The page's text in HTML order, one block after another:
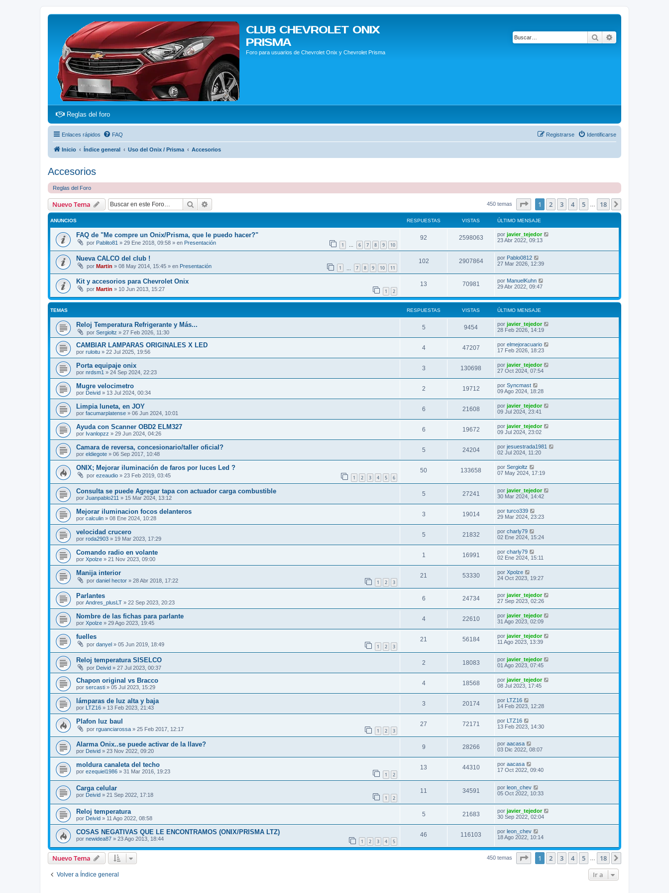
CLUB CHEVROLET ONIX
PRISMA
Foro para usuarios de Chevrolet Onix y Chevrolet Prisma
Buscar
Reglas del foro(Opens a new tab)
Enlaces rápidos FAQ Identificarse
Registrarse
Inicio Índice general Uso del Onix / Prisma Accesorios
Accesorios
Reglas del Foro
Nuevo Tema Buscar 450 temas Página1 de 18
1 2 3 4 5 18
ANUNCIOS RESPUESTAS VISTAS ÚLTIMO MENSAJE
FAQ de "Me compre un Onix/Prisma, que le puedo hacer?"
por Pablito81 » 29 Ene 2018, 09:58 » en Presentación 1 … 6 7 8 9 10
92 2598063 por javier_tejedor
23 Abr 2022, 09:13
Nueva CALCO del club !
por Martin » 08 May 2014, 15:45 » en Presentación 1 7 8 9 10 11
102 2907864 por Pablo0812
27 Mar 2026, 12:39
Kit y accesorios para Chevrolet Onix
por Martin » 10 Jun 2013, 15:27 1 2
13 70981 por ManuelKuhn
29 Abr 2022, 09:47
TEMAS RESPUESTAS VISTAS ÚLTIMO MENSAJE
Reloj Temperatura Refrigerante y Más...
por Sergioltz » 27 Feb 2026, 11:30
5 9454 por javier_tejedor
28 Feb 2026, 14:19
CAMBIAR LAMPARAS ORIGINALES X LED
por ruloitu » 22 Jul 2025, 19:56
4 47207 por elmejoracuario
17 Feb 2026, 18:23
Porta equipaje onix
por nrdsm1 » 24 Sep 2024, 22:23
3 130698 por javier_tejedor
27 Oct 2024, 07:54
Mugre velocimetro
por Deivid » 13 Jul 2024, 00:34
2 19712 por Syncmast
09 Ago 2024, 18:28
Limpia luneta, en JOY
por facumarplatense » 06 Jun 2024, 10:01
6 21608 por javier_tejedor
09 Jul 2024, 23:41
Ayuda con Scanner OBD2 ELM327
por Ivanlopzz » 29 Jun 2024, 04:26
6 19672 por javier_tejedor
09 Jul 2024, 23:02
Camara de reversa, concesionario/taller oficial?
por eldiegote » 06 Sep 2017, 10:48
5 24204 por jesuestrada1981
02 Jul 2024, 11:20
ONIX; Mejorar iluminación de faros por luces Led ?
por ezeaudio » 23 Feb 2019, 03:45 1 2 3 4 5 6
50 133658 por Sergioltz
07 May 2024, 17:19
Consulta se puede Agregar tapa con actuador carga combustible
por Juanpablo211 » 15 Mar 2024, 13:12
5 27241 por javier_tejedor
30 Mar 2024, 14:42
Mejorar iluminacion focos delanteros
por calculin » 08 Ene 2024, 10:28
3 19014 por turco339
29 Mar 2024, 23:23
velocidad crucero
por roda2903 » 19 Mar 2023, 17:29
5 21832 por charly79
02 Ene 2024, 15:24
Comando radio en volante
por Xpolze » 21 Nov 2023, 09:00
1 16991 por charly79
02 Ene 2024, 15:11
Manija interior
por daniel hector » 28 Abr 2018, 17:22 1 2 3
21 53330 por Xpolze
24 Oct 2023, 19:27
Parlantes
por Andres_plusLT » 22 Sep 2023, 20:23
6 24734 por javier_tejedor
27 Sep 2023, 02:26
Nombre de las fichas para parlante
por Xpolze » 29 Ago 2023, 19:45
4 22610 por javier_tejedor
31 Ago 2023, 02:09
fuelles
por danyel » 05 Jun 2019, 18:49 1 2 3
21 56184 por javier_tejedor
11 Ago 2023, 13:39
Reloj temperatura SISELCO
por Deivid » 27 Jul 2023, 00:37
2 18083 por javier_tejedor
01 Ago 2023, 07:45
Chapon original vs Bracco
por sercasti » 05 Jul 2023, 15:29
4 18568 por javier_tejedor
08 Jul 2023, 17:45
lámparas de luz alta y baja
por LTZ16 » 13 Feb 2023, 21:43
3 20174 por LTZ16
14 Feb 2023, 12:28
Plafon luz baul
por rguanciarossa » 25 Feb 2017, 12:17 1 2 3
27 72171 por LTZ16
13 Feb 2023, 14:30
Alarma Onix..se puede activar de la llave?
por Deivid » 23 Nov 2022, 09:20
9 28266 por aacasa
03 Dic 2022, 08:07
moldura canaleta del techo
por ezequiel1986 » 31 Mar 2016, 19:23 1 2
13 44310 por aacasa
17 Oct 2022, 09:40
Carga celular
por Deivid » 21 Sep 2022, 17:18 1 2
11 34591 por leon_chev
05 Oct 2022, 10:33
Reloj temperatura
por Deivid » 11 Ago 2022, 08:58
5 21683 por javier_tejedor
30 Sep 2022, 02:04
COSAS NEGATIVAS QUE LE ENCONTRAMOS (ONIX/PRISMA LTZ)
por newidea87 » 23 Ago 2013, 18:44 1 2 3 4 5
46 116103 por leon_chev
18 Ago 2022, 10:14
Nuevo Tema 450 temas Página1 de 18
1 2 3 4 5 … 18
Volver a Índice general Ir a